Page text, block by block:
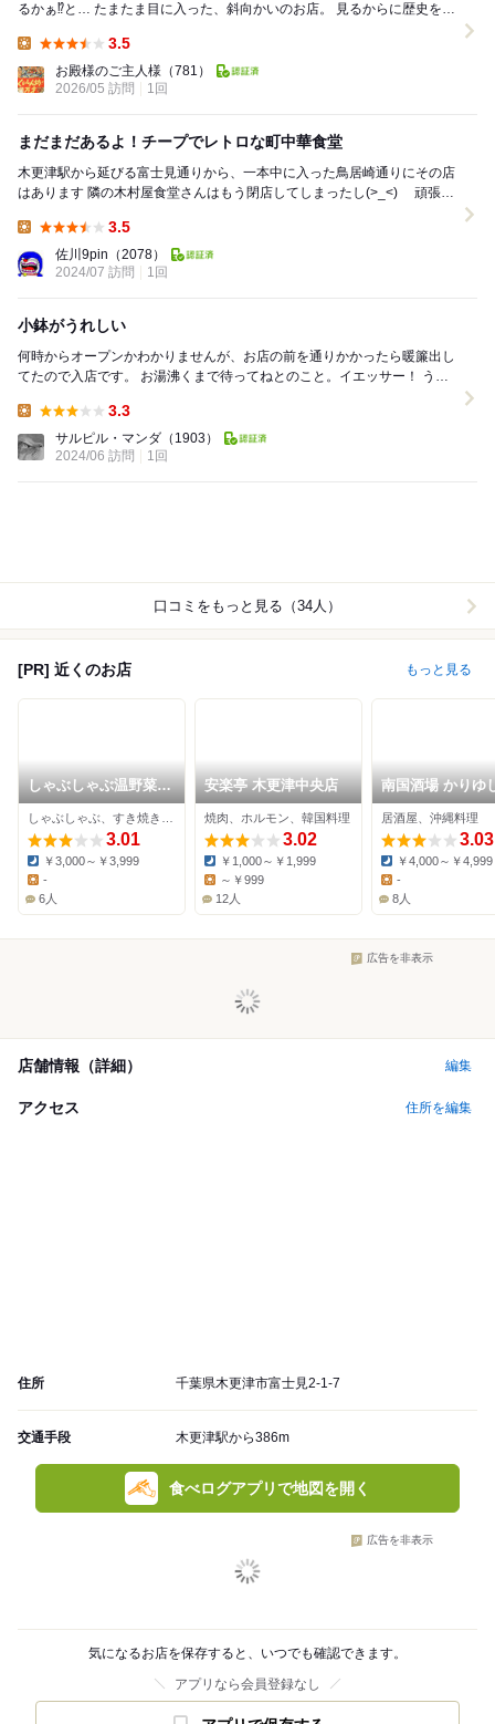
るかぁ⁉︎と… たまたま目に入った、斜向かいのお店。 見るからに歴史を感
3.5
お殿様のご主人様 （781）
2026/05 訪問
1回
まだまだあるよ！チープでレトロな町中華食堂
木更津駅から延びる富士見通りから、一本中に入った鳥居崎通りにその店
はあります 隣の木村屋食堂さんはもう閉店してしまったし(>_<) 頑張っ
3.5
佐川9pin （2078）
2024/07 訪問
1回
小鉢がうれしい
何時からオープンかわかりませんが、お店の前を通りかかったら暖簾出し
てたので入店です。 お湯沸くまで待ってねとのこと。イエッサー！ うま
3.3
サルピル・マンダ （1903）
2024/06 訪問
1回
口コミをもっと見る（34人）
[PR] 近くのお店 もっと見る
しゃぶしゃぶ温野菜
袖ヶ浦店
3.01
Dinner:
￥3,000～￥3,999
Lunch:
-
6人
安楽亭 木更津中央店
焼肉、ホルモン、韓国料理
3.02
Dinner:
￥1,000～￥1,999
Lunch:
～￥999
12人
南国酒場 かりゆ
居酒屋、沖縄料理
3.03
Dinner:
￥4,000～￥4,999
Lunch:
-
8人
広告を非表示
店舗情報（詳細） 編集
アクセス 住所を編集
住所 千葉県木更津市富士見2-1-7
交通手段 木更津駅から386m
食べログアプリで地図を開く
広告を非表示
気になるお店を保存すると、いつでも確認できます。
アプリなら会員登録なし